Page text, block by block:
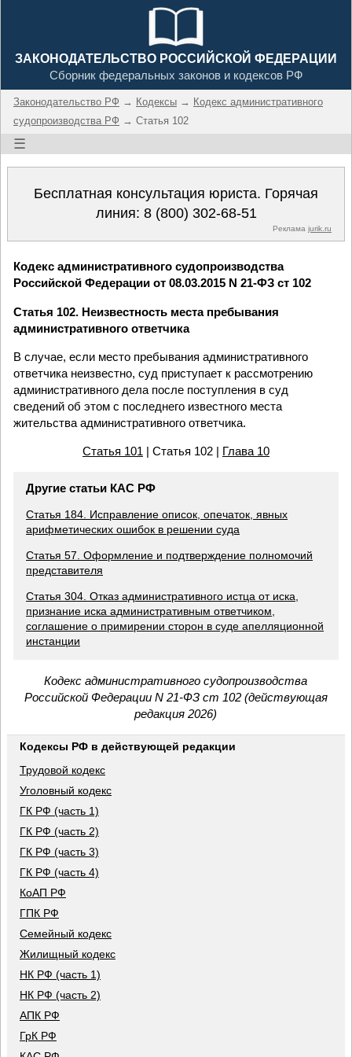
ЗАКОНОДАТЕЛЬСТВО РОССИЙСКОЙ ФЕДЕРАЦИИ
Сборник федеральных законов и кодексов РФ
Законодательство РФ → Кодексы → Кодекс административного
судопроизводства РФ → Статья 102
☰
Бесплатная консультация юриста. Горячая
линия: 8 (800) 302-68-51
Реклама jurik.ru
Кодекс административного судопроизводства
Российской Федерации от 08.03.2015 N 21-ФЗ ст 102
Статья 102. Неизвестность места пребывания
административного ответчика
В случае, если место пребывания административного
ответчика неизвестно, суд приступает к рассмотрению
административного дела после поступления в суд
сведений об этом с последнего известного места
жительства административного ответчика.
Статья 101 | Статья 102 | Глава 10
Другие статьи КАС РФ
Статья 184. Исправление описок, опечаток, явных
арифметических ошибок в решении суда
Статья 57. Оформление и подтверждение полномочий
представителя
Статья 304. Отказ административного истца от иска,
признание иска административным ответчиком,
соглашение о примирении сторон в суде апелляционной
инстанции
Кодекс административного судопроизводства
Российской Федерации N 21-ФЗ ст 102 (действующая
редакция 2026)
Кодексы РФ в действующей редакции
Трудовой кодекс
Уголовный кодекс
ГК РФ (часть 1)
ГК РФ (часть 2)
ГК РФ (часть 3)
ГК РФ (часть 4)
КоАП РФ
ГПК РФ
Семейный кодекс
Жилищный кодекс
НК РФ (часть 1)
НК РФ (часть 2)
АПК РФ
ГрК РФ